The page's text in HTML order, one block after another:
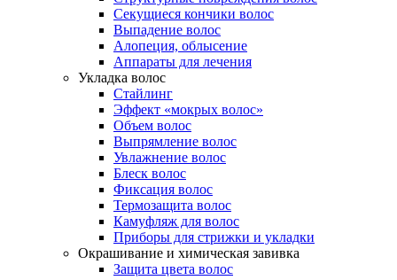
Секущиеся кончики волос
Выпадение волос
Алопеция, облысение
Аппараты для лечения
Укладка волос
Стайлинг
Эффект «мокрых волос»
Объем волос
Выпрямление волос
Увлажнение волос
Блеск волос
Фиксация волос
Термозащита волос
Камуфляж для волос
Приборы для стрижки и укладки
Окрашивание и химическая завивка
Защита цвета волос